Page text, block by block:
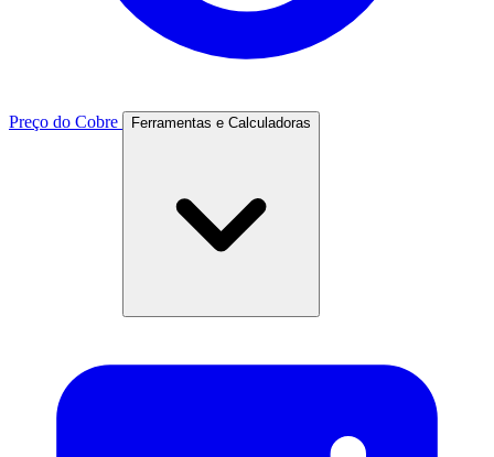
Preço do Cobre Ferramentas e Calculadoras